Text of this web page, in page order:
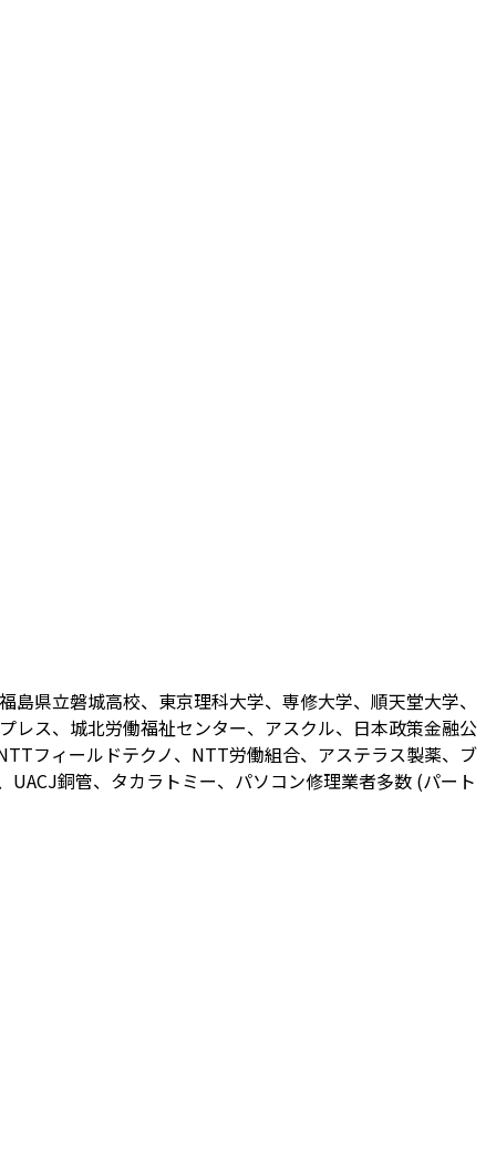
県立磐城高校、東京理科大学、専修大学、順天堂大学、
レス、城北労働福祉センター、アスクル、日本政策金融公
フィールドテクノ、NTT労働組合、アステラス製薬、ブ
銅管、タカラトミー、パソコン修理業者多数 (パート